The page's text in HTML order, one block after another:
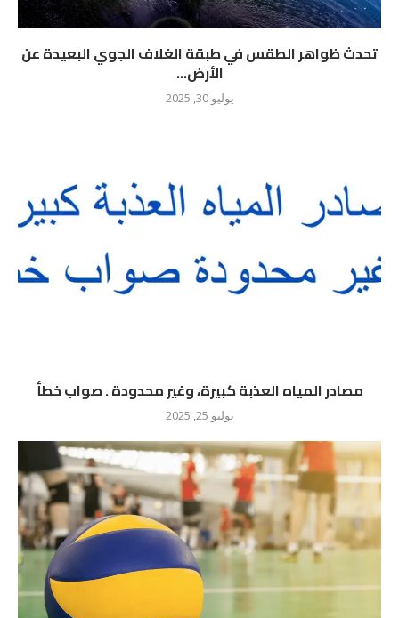
تحدث ظواهر الطقس في طبقة الغلاف الجوي البعيدة عن
الأرض...
يوليو 30, 2025
مصادر المياه العذبة كبيرة، وغير محدودة . صواب خطأ
يوليو 25, 2025